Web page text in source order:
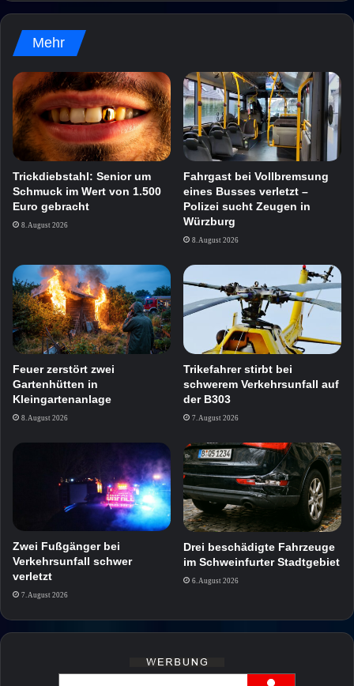
Mehr
Trickdiebstahl: Senior um
Schmuck im Wert von 1.500
Euro gebracht
8. August 2026
Fahrgast bei Vollbremsung
eines Busses verletzt –
Polizei sucht Zeugen in
Würzburg
8. August 2026
Feuer zerstört zwei
Gartenhütten in
Kleingartenanlage
8. August 2026
Trikefahrer stirbt bei
schwerem Verkehrsunfall auf
der B303
7. August 2026
Zwei Fußgänger bei
Verkehrsunfall schwer
verletzt
7. August 2026
Drei beschädigte Fahrzeuge
im Schweinfurter Stadtgebiet
6. August 2026